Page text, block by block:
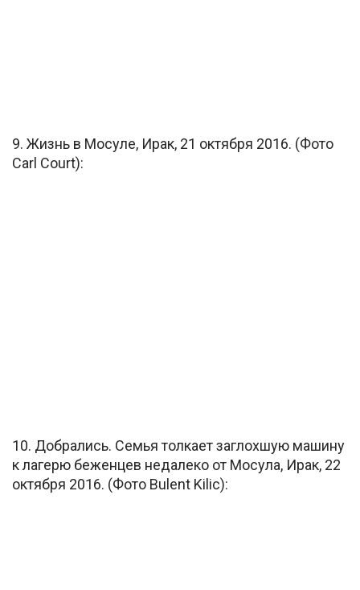
9. Жизнь в Мосуле, Ирак, 21 октября 2016. (Фото
Carl Court):
10. Добрались. Семья толкает заглохшую машину
к лагерю беженцев недалеко от Мосула, Ирак, 22
октября 2016. (Фото Bulent Kilic):